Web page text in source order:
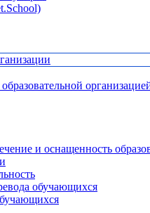
и оснащенность
обучающихся